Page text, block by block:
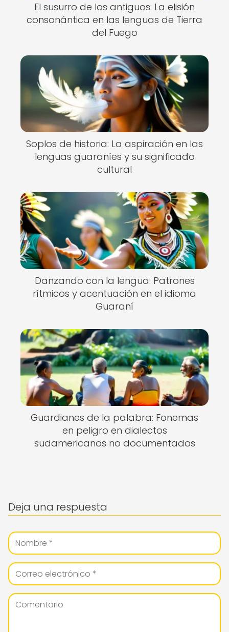
El susurro de los antiguos: La elisión
consonántica en las lenguas de Tierra
del Fuego
Soplos de historia: La aspiración en las
lenguas guaraníes y su significado
cultural
Danzando con la lengua: Patrones
rítmicos y acentuación en el idioma
Guaraní
Guardianes de la palabra: Fonemas
en peligro en dialectos
sudamericanos no documentados
Deja una respuesta